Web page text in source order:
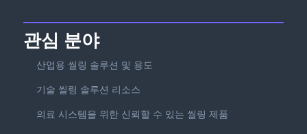
관심 분야
산업용 씰링 솔루션 및 용도
기술 씰링 솔루션 리소스
의료 시스템을 위한 신뢰할 수 있는 씰링 제품